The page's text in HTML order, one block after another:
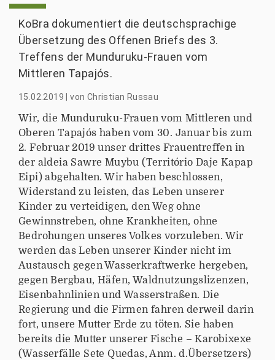
KoBra dokumentiert die deutschsprachige
Übersetzung des Offenen Briefs des 3.
Treffens der Munduruku-Frauen vom
Mittleren Tapajós.
15.02.2019 |von Christian Russau
Wir, die Munduruku-Frauen vom Mittleren und
Oberen Tapajós haben vom 30. Januar bis zum
2. Februar 2019 unser drittes Frauentreffen in
der aldeia Sawre Muybu (Território Daje Kapap
Eipi) abgehalten. Wir haben beschlossen,
Widerstand zu leisten, das Leben unserer
Kinder zu verteidigen, den Weg ohne
Gewinnstreben, ohne Krankheiten, ohne
Bedrohungen unseres Volkes vorzuleben. Wir
werden das Leben unserer Kinder nicht im
Austausch gegen Wasserkraftwerke hergeben,
gegen Bergbau, Häfen, Waldnutzungslizenzen,
Eisenbahnlinien und Wasserstraßen. Die
Regierung und die Firmen fahren derweil darin
fort, unsere Mutter Erde zu töten. Sie haben
bereits die Mutter unserer Fische – Karobixexe
(Wasserfälle Sete Quedas, Anm. d.Übersetzers)